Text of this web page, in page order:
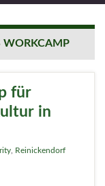
WORKCAMP
für
in
Reinickendorf